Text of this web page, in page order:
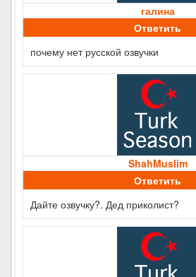
галина
Ответить
почему нет русской озвучки
ShahMuslim
Ответить
Дайте озвучку?. Дед приколист?